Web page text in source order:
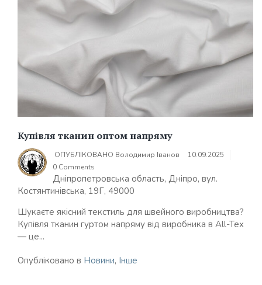
Купівля тканин оптом напряму
ОПУБЛІКОВАНО Володимир Іванов
10.09.2025
0 Comments
Дніпропетровська область, Дніпро, вул.
Костянтинівська, 19Г, 49000
Шукаєте якісний текстиль для швейного виробництва?
Купівля тканин гуртом напряму від виробника в All-Tex
— це...
Опубліковано в Новини, Інше